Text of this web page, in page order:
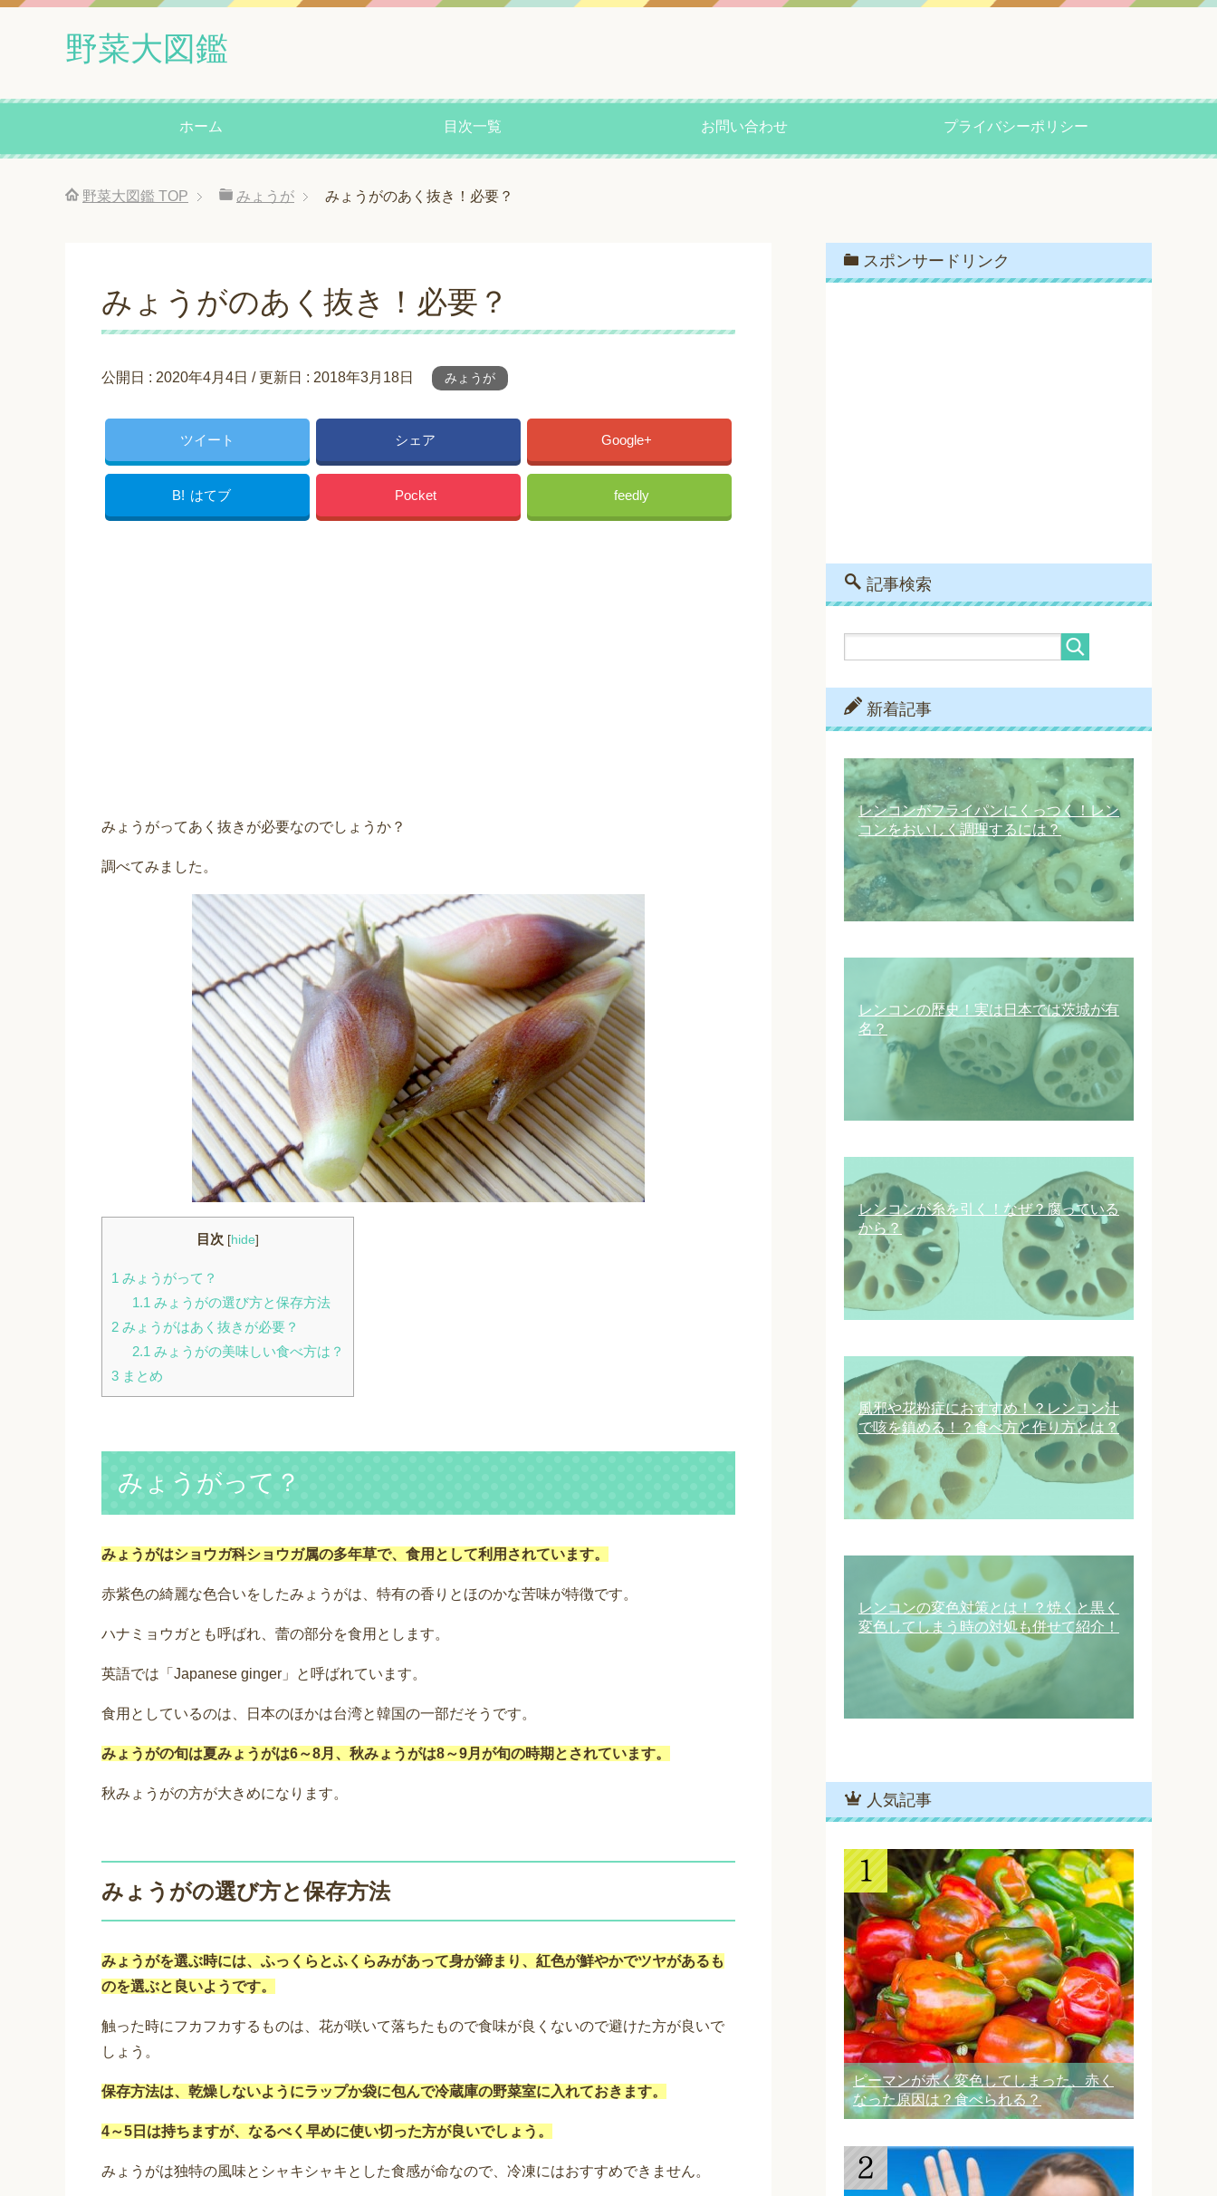
野菜大図鑑
ホーム 目次一覧 お問い合わせ プライバシーポリシー
野菜大図鑑 TOP みょうが みょうがのあく抜き！必要？
みょうがのあく抜き！必要？
公開日 : 2020年4月4日 / 更新日 : 2018年3月18日 みょうが
ツイート シェア Google+
B! はてブ Pocket feedly
みょうがってあく抜きが必要なのでしょうか？
調べてみました。
目次 [hide]
1 みょうがって？
1.1 みょうがの選び方と保存方法
2 みょうがはあく抜きが必要？
2.1 みょうがの美味しい食べ方は？
3 まとめ
みょうがって？
みょうがはショウガ科ショウガ属の多年草で、食用として利用されています。
赤紫色の綺麗な色合いをしたみょうがは、特有の香りとほのかな苦味が特徴です。
ハナミョウガとも呼ばれ、蕾の部分を食用とします。
英語では「Japanese ginger」と呼ばれています。
食用としているのは、日本のほかは台湾と韓国の一部だそうです。
みょうがの旬は夏みょうがは6～8月、秋みょうがは8～9月が旬の時期とされています。
秋みょうがの方が大きめになります。
みょうがの選び方と保存方法
みょうがを選ぶ時には、ふっくらとふくらみがあって身が締まり、紅色が鮮やかでツヤがあるも
のを選ぶと良いようです。
触った時にフカフカするものは、花が咲いて落ちたもので食味が良くないので避けた方が良いで
しょう。
保存方法は、乾燥しないようにラップか袋に包んで冷蔵庫の野菜室に入れておきます。
4～5日は持ちますが、なるべく早めに使い切った方が良いでしょう。
みょうがは独特の風味とシャキシャキとした食感が命なので、冷凍にはおすすめできません。
スポンサードリンク
記事検索
新着記事
レンコンがフライパンにくっつく！レン
コンをおいしく調理するには？
レンコンの歴史！実は日本では茨城が有
名？
レンコンが糸を引く！なぜ？腐っている
から？
風邪や花粉症におすすめ！？レンコン汁
で咳を鎮める！？食べ方と作り方とは？
レンコンの変色対策とは！？焼くと黒く
変色してしまう時の対処も併せて紹介！
人気記事
ピーマンが赤く変色してしまった、赤く
なった原因は？食べられる？